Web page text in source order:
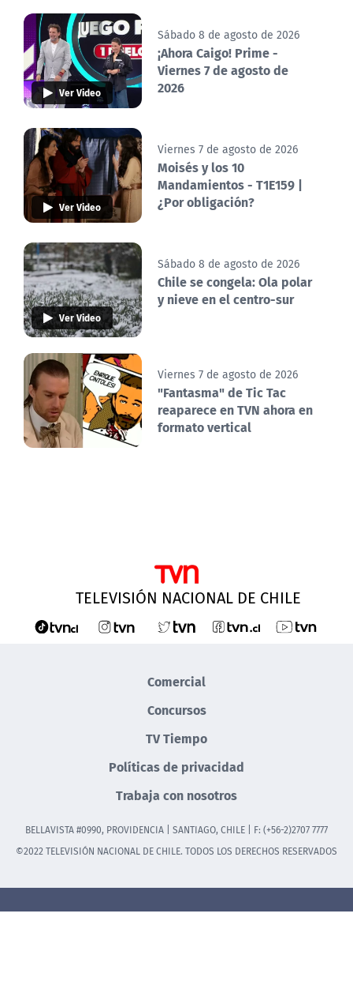
Ver Video
Sábado 8 de agosto de 2026
¡Ahora Caigo! Prime -
Viernes 7 de agosto de
2026
Ver Video
Viernes 7 de agosto de 2026
Moisés y los 10
Mandamientos - T1E159 |
¿Por obligación?
Ver Video
Sábado 8 de agosto de 2026
Chile se congela: Ola polar
y nieve en el centro-sur
Viernes 7 de agosto de 2026
"Fantasma" de Tic Tac
reaparece en TVN ahora en
formato vertical
TELEVISIÓN NACIONAL DE CHILE
Comercial
Concursos
TV Tiempo
Políticas de privacidad
Trabaja con nosotros
BELLAVISTA #0990, PROVIDENCIA | SANTIAGO, CHILE | F: (+56-2)2707 7777
©2022 TELEVISIÓN NACIONAL DE CHILE. TODOS LOS DERECHOS RESERVADOS